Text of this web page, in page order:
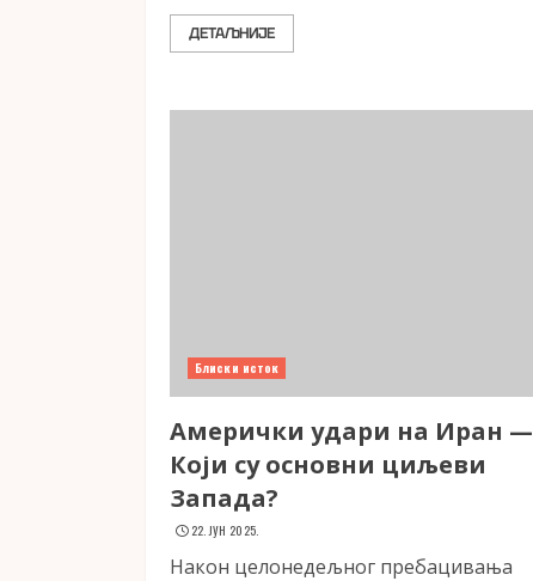
ДЕТАЉНИЈЕ
Блиски исток
Амерички удари на Иран —
Који су основни циљеви
Запада?
22. ЈУН 2025.
Након целонедељног пребацивања